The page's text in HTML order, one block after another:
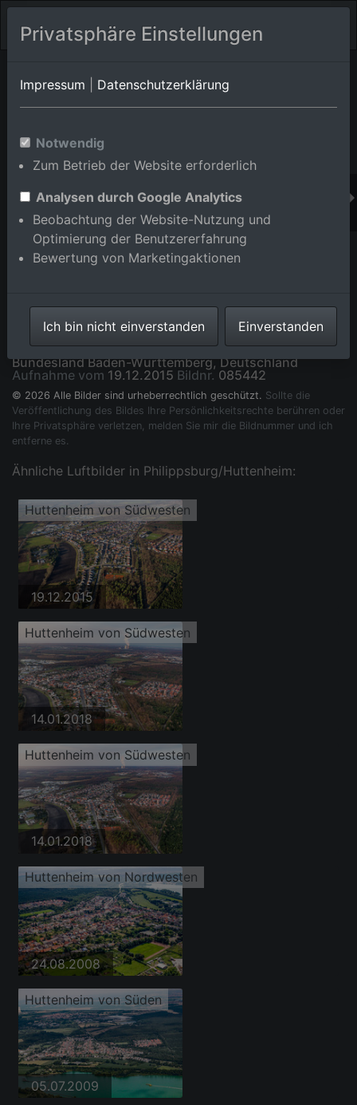
Orts-Album von Philippsburg/Huttenheim
Württemberg,Deutschland
Im Shop bestellen
Huttenheim von Südwesten in Philippsburg im
Bundesland Baden-Württemberg, Deutschland
Aufnahme vom 19.12.2015 Bildnr. 085442
© 2026 Alle Bilder sind urheberrechtlich geschützt. Sollte die
Veröffentlichung des Bildes Ihre Persönlichkeitsrechte berühren oder
Ihre Privatsphäre verletzen, melden Sie mir die Bildnummer und ich
entferne es.
Ähnliche Luftbilder in Philippsburg/Huttenheim:
Huttenheim von Südwesten
19.12.2015
Huttenheim von Südwesten
14.01.2018
Huttenheim von Südwesten
14.01.2018
Huttenheim von Nordwesten
24.08.2008
Huttenheim von Süden
05.07.2009
Privatsphäre Einstellungen
Impressum Datenschutzerklärung
Notwendig
Zum Betrieb der Website erforderlich
Analysen durch Google Analytics
Beobachtung der Website-Nutzung und
Optimierung der Benutzererfahrung
Bewertung von Marketingaktionen
Ich bin nicht einverstanden Einverstanden